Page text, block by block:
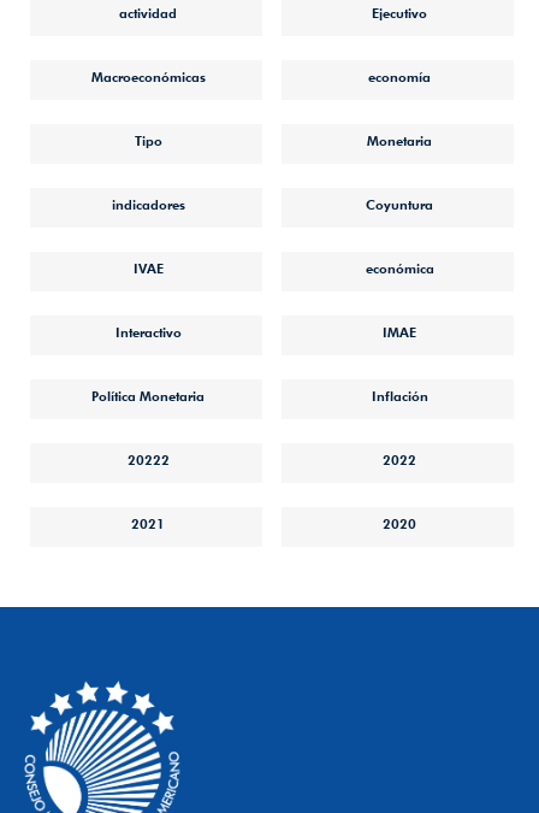
actividad Ejecutivo
Macroeconómicas economía
Tipo Monetaria
indicadores Coyuntura
IVAE económica
Interactivo IMAE
Política Monetaria Inflación
20222 2022
2021 2020